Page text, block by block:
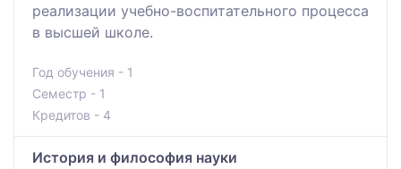
реализации учебно-воспитательного процесса
в высшей школе.
Год обучения - 1
Семестр - 1
Кредитов - 4
История и философия науки